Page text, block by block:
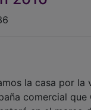
comercial que
en el marco